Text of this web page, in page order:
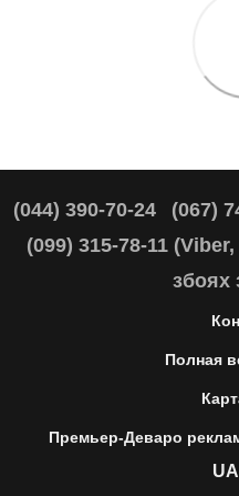
(044) 390-70-24 (067)
(099) 315-78-11
збоях
Полная
Премьер-Деваро
UA